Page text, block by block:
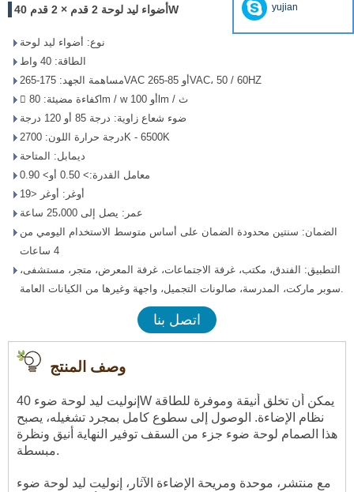
أضواء ليد لوحة 2 قدم × 2 قدم 40W
نوع: أضواء ليد لوحة
الطاقة: 40 واط
مساهمة الجهد: 175-265VAC أو 85-265VAC، 50 / 60HZ
 كفاءة مضيئة: 80lm / w أو 100lm / ث
ضوء شعاع زاوية: درجة 85 أو 120 درجة
درجة حرارة اللون: 2700K - 6500K
ديمابل: المتاحة
معامل القدرة:> 0.50 أو> 0.90
أوغر: أوغر <19
عمر: يصل إلى 25،000 ساعة
الضمان: سنتين محدودة الضمان على أساس متوسط ​​الاستخدام اليومي من
4 ساعات
التطبيق: الفندق، مكتب، غرفة الاجتماعات، غرفة المعرض، متجر، مستشفى،
سوبر ماركت، المدرسة، صالونات التجميل، واجهة وغيرها من الكيانات العامة.
اتصل بنا
وصف المنتج
إنوليت ليد لوحة ضوء 40W يمكن أن تخلق أنيقة وموفرة للطاقة
نظام الإضاءة. الوصول إلى سطوع كامل بمجرد تشغيله، يصبح
هذا الصمام لوحة ضوء جزء من السقف توفير النهاية أنيق ونظرة
مبسطة.
مع منتشر، موحدة ومريحة الإضاءة الآثار، إنوليت ليد لوحة ضوء
yujian